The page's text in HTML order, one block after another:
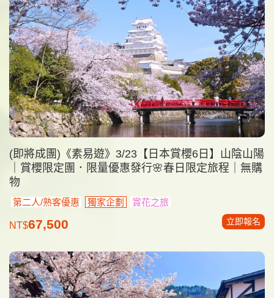
(即將成團)《素易遊》3/23【日本賞櫻6日】山陰山陽
｜賞櫻限定團．限量優惠發行🌸春日限定旅程｜無購
物
第二人/熟客優惠 獨家企劃 賞花之旅
NT$67,500 立即報名